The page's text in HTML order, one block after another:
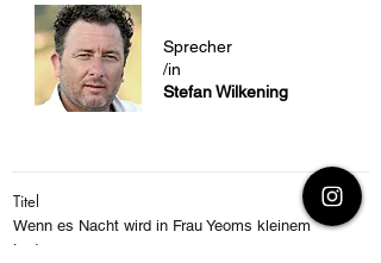
Sprecher
/in
Stefan Wilkening
Titel
Wenn es Nacht wird in Frau Yeoms kleinem
Laden